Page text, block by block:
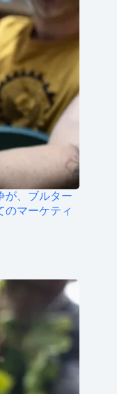
が、ブルター
のマーケティ